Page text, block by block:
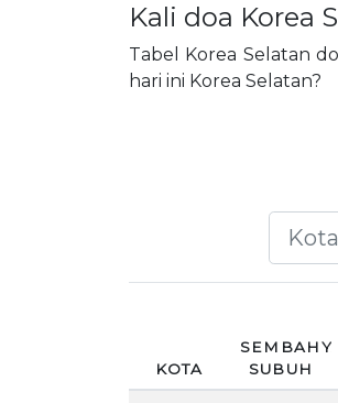
Kali doa Korea
Tabel Korea Selatan
hari ini Korea Selatan?
KOTA
SUBUH